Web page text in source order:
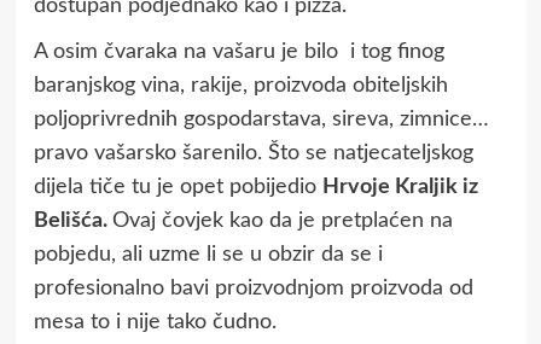
dostupan podjednako kao i pizza.
A osim čvaraka na vašaru je bilo i tog finog
baranjskog vina, rakije, proizvoda obiteljskih
poljoprivrednih gospodarstava, sireva, zimnice…
pravo vašarsko šarenilo. Što se natjecateljskog
dijela tiče tu je opet pobijedio Hrvoje Kraljik iz
Belišća. Ovaj čovjek kao da je pretplaćen na
pobjedu, ali uzme li se u obzir da se i
profesionalno bavi proizvodnjom proizvoda od
mesa to i nije tako čudno.